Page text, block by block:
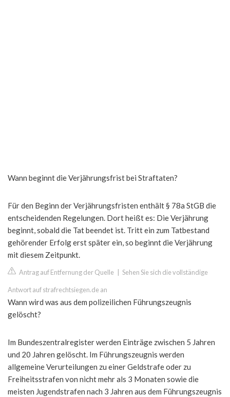
Wann beginnt die Verjährungsfrist bei Straftaten?
Für den Beginn der Verjährungsfristen enthält § 78a StGB die
entscheidenden Regelungen. Dort heißt es: Die Verjährung
beginnt, sobald die Tat beendet ist. Tritt ein zum Tatbestand
gehörender Erfolg erst später ein, so beginnt die Verjährung
mit diesem Zeitpunkt.
Antrag auf Entfernung der Quelle Sehen Sie sich die vollständige
Antwort auf strafrechtsiegen.de an
Wann wird was aus dem polizeilichen Führungszeugnis
gelöscht?
Im Bundeszentralregister werden Einträge zwischen 5 Jahren
und 20 Jahren gelöscht. Im Führungszeugnis werden
allgemeine Verurteilungen zu einer Geldstrafe oder zu
Freiheitsstrafen von nicht mehr als 3 Monaten sowie die
meisten Jugendstrafen nach 3 Jahren aus dem Führungszeugnis